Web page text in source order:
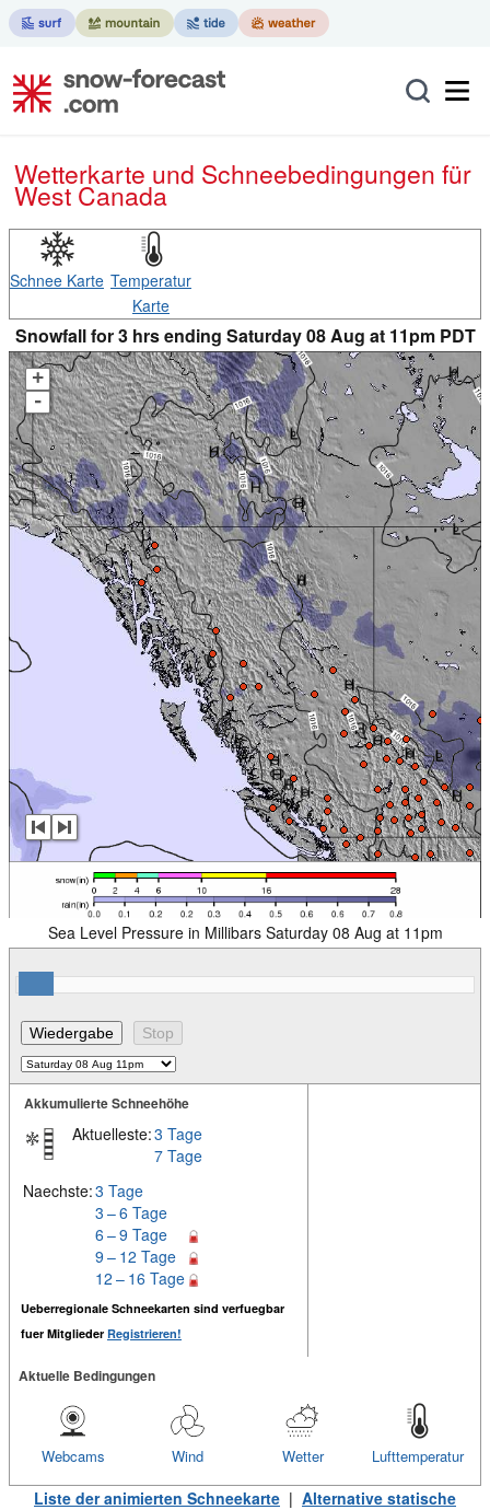
Wetterkarte und Schneebedingungen für
West Canada
Schnee Karte Temperatur
Karte
Snowfall for 3 hrs ending Saturday 08 Aug at 11pm PDT
+
-
Sea Level Pressure in Millibars Saturday 08 Aug at 11pm
Akkumulierte Schneehöhe
Aktuelleste:3 Tage
7 Tage
Naechste:3 Tage
3 – 6 Tage
6 – 9 Tage
9 – 12 Tage
12 – 16 Tage
Ueberregionale Schneekarten sind verfuegbar
fuer Mitglieder Registrieren!
Aktuelle Bedingungen
Lufttemperatur
Wetter
Wind
Webcams
Liste der animierten Schneekarte | Alternative statische